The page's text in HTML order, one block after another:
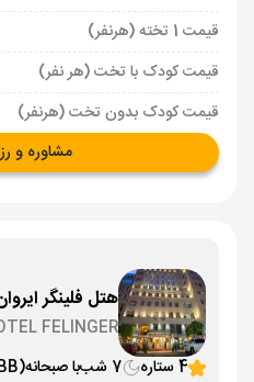
قیمت 1 تخته (هرنفر)
قیمت کودک با تخت (هر نفر)
قیمت کودک بدون تخت (هرنفر)
مشاوره و
هتل فلینگر
FELINGER
4 ستاره
7 شب با صبحانه(BB)